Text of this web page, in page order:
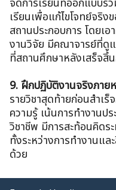
จัดการเรียนที่ออกแบบร่
เรียนเพื่อแก้ไขโจทย์จริง
สถานประกอบการ โดยเ
งานวิจัย มีคณาจารย์ที่ดู
ที่สถานศึกษาหลังเสร็จสิ้
9. ฝึกปฏิบัติงานจริงภาย
รายวิชาสุดท้ายก่อนสำเร็
ความรู้ เน้นการทำงานป
วิชาชีพ มีการสะท้อนคิดร
ทั้งระหว่างการทำงานแ
ด้วย